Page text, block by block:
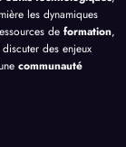
les dynamiques
de formation,
des enjeux
communauté